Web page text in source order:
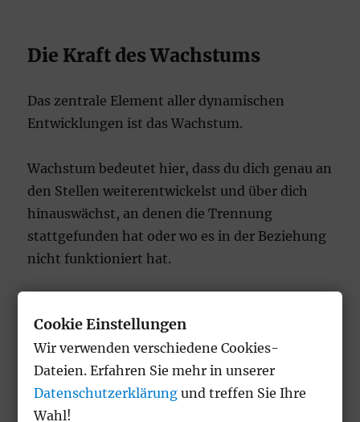
Die Kraft des Wachstums
Das zentrale Element aller dynamischen
Entwicklungen ist das Wachstum.
Wachstum bedeutet hier, dass du dich genau an
den Stellen weiterentwickelst und über dich
hinauswächst, an denen die Trennung
stattgefunden hat oder wo es in der Beziehung
nicht funktioniert hat.
Cookie Einstellungen
Wir verwenden verschiedene Cookies-
Dateien. Erfahren Sie mehr in unserer
Datenschutzerklärung und treffen Sie Ihre
Wahl!